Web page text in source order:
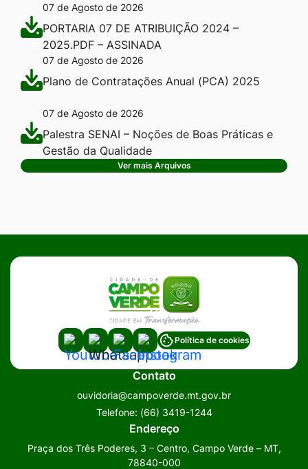
07 de Agosto de 2026
PORTARIA 07 DE ATRIBUIÇÃO 2024 –
2025.PDF – ASSINADA
07 de Agosto de 2026
Plano de Contratações Anual (PCA) 2025
07 de Agosto de 2026
Palestra SENAI – Noções de Boas Práticas e
Gestão da Qualidade
Ver mais Arquivos
Acessar
a
Social
Acessar
a
Social
Whatsapp
Acessar
a
Rede
Social
Facebook
Acessar
a
Rede
Social
Instagram
Política de cookies
Contato
ouvidoria@campoverde.mt.gov.br
Telefone: (66) 3419-1244
Endereço
Praça dos Três Poderes, 3 – Centro, Campo Verde – MT,
78840-000